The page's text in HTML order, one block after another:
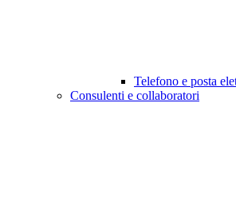
Telefono e posta
Consulenti e collaboratori